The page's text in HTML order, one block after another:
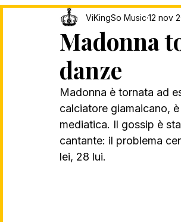
Interviste ViKingSo
Song Of The Week
Madonna
danze
ViKingSo Music 12 nov
Madonna è tornata ad
calciatore giamaicano,
mediatica. Il gossip è
cantante: il problema
lei, 28 lui.